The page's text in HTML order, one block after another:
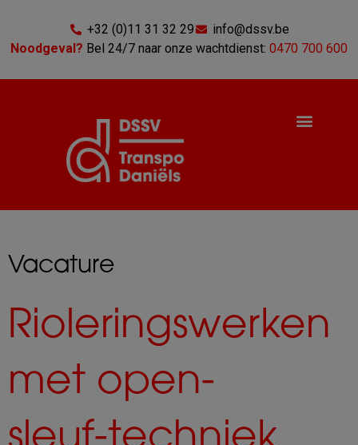
de
+32 (0)11 31 32 29
info@dssv.be
Noodgeval? Bel 24/7 naar onze wachtdienst: 0470 700 600
Vacature
Rioleringswerken
met open-